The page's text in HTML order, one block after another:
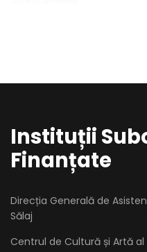
Instituții
Finanțate
Direcția Generală de
Sălaj
Centrul de Cultură și Artă al